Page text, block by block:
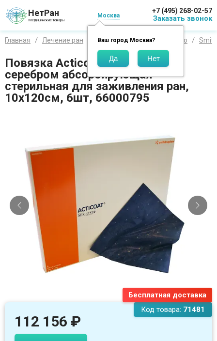
НетРан
Медицинские товары
Москва
Ваш город Москва?
+7 (495) 268-02-57
Заказать звонок
Главная Лечение ран Средства по производителю
Повязка Acticoat (Актикоат) с
серебром абсорбирующая
стерильная для заживления ран,
10х120см, 6шт, 66000795
Код товара: 71481
Бесплатная доставка
112 156 ₽